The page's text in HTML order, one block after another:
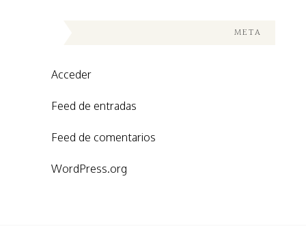
META
Acceder
Feed de entradas
Feed de comentarios
WordPress.org